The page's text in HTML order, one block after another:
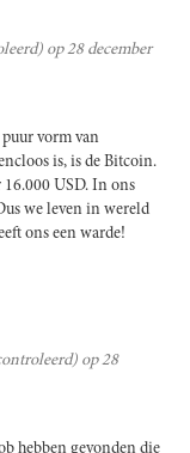
op 28 december
vorm van
is, is de Bitcoin.
USD. In ons
we leven in wereld
ons een warde!
op 28
hebben gevonden die